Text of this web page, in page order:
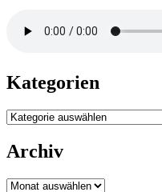
Kategorien
Kategorien
Archiv
Archiv